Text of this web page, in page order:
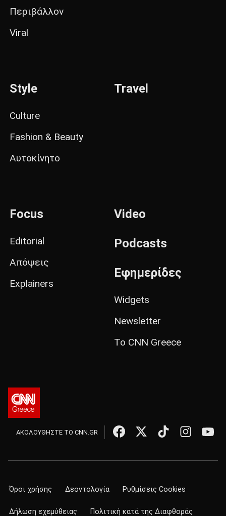
Περιβάλλον
Viral
Style
Culture
Fashion & Beauty
Αυτοκίνητο
Travel
Focus
Editorial
Απόψεις
Explainers
Video
Podcasts
Εφημερίδες
Widgets
Newsletter
Το CNN Greece
ΑΚΟΛΟΥΘΗΣΤΕ ΤΟ CNN.GR
Όροι χρήσης Δεοντολογία Ρυθμίσεις Cookies
Δήλωση εχεμύθειας Πολιτική κατά της Διαφθοράς